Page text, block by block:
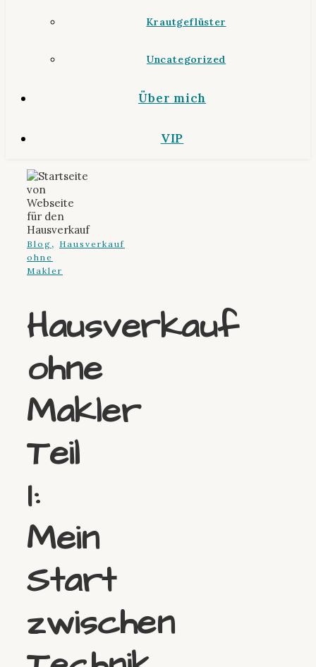
Krautgeflüster
Uncategorized
Über mich
VIP
Blog , Hausverkauf
ohne
Makler
Hausverkauf
ohne
Makler
Teil
I:
Mein
Start
zwischen